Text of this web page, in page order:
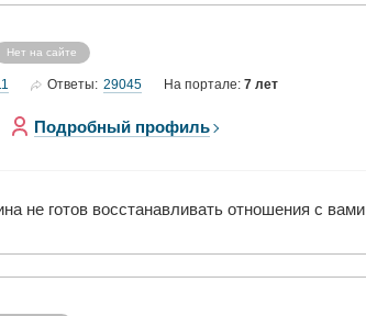
Нет на сайте
Ответы: 29045 На портале: 7 лет
Подробный профиль
не готов восстанавливать отношения с вами